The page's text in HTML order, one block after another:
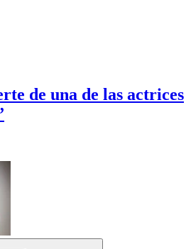
de una de las actrices